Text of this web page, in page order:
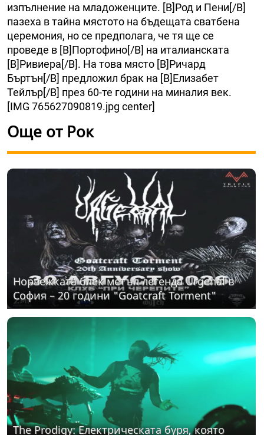
изпълнение на младоженците. [B]Род и Пени[/B]
пазеха в тайна мястото на бъдещата сватбена
церемония, но се предполага, че тя ще се
проведе в [B]Портофино[/B] на италианската
[B]Ривиера[/B]. На това място [B]Ричард
Бъртън[/B] предложил брак на [B]Елизабет
Тейлър[/B] през 60-те години на миналия век.
[IMG 765627090819.jpg center]
Още от Рок
Норвежката блек метъл легенда Urgehal в
София – 20 години "Goatcraft Torment"
The Prodigy: Електрическата буря, която